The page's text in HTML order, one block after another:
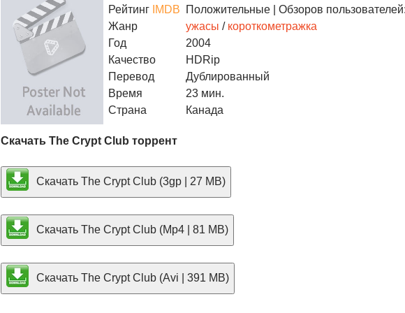
Рейтинг IMDB Положительные | Обзоров
Жанр
ужасы / короткометражка
Год
2004
Качество
HDRip
Перевод
Дублированный
Время
23 мин.
Страна
Канада
Скачать The Crypt Club торрент
Скачать The Crypt Club (3gp | 27 MB)
Скачать The Crypt Club (Mp4 | 81 MB)
Скачать The Crypt Club (Avi | 391 MB)